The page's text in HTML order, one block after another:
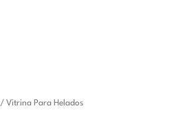
/ Vitrina Para Helados
El